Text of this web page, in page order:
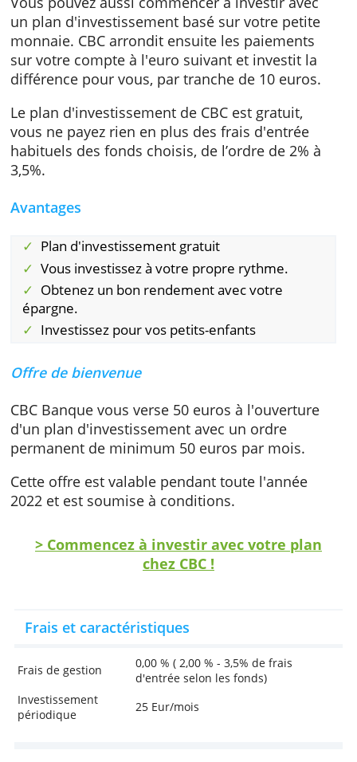
réduisant le risque d'acheter ou de vendre à
mauvais moment. Vous choisissez le
et la fréquence d'investissement et vous
ajuster ou annuler vos versements à tout
Vous pouvez aussi commencer à investir
un plan d'investissement basé sur votre
monnaie. CBC arrondit ensuite les
sur votre compte à l'euro suivant et investit
différence pour vous, par tranche de 10
Le plan d'investissement de CBC est gratuit,
vous ne payez rien en plus des frais d'entrée
habituels des fonds choisis, de l’ordre de 2%
3,5%.
Avantages
Plan d'investissement gratuit
Vous investissez à votre propre rythme.
Obtenez un bon rendement avec votre
épargne.
Investissez pour vos petits-enfants
Offre de bienvenue
d'un plan d'investissement avec un ordre
permanent de minimum 50 euros par mois.
Cette offre est valable pendant toute l'année
2022 et est soumise à conditions.